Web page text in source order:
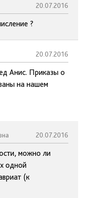
20.07.2016
?
20.07.2016
Анис. Приказы о
на нашем
20.07.2016
можно ли
одной
(к